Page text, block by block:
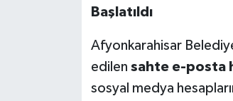
Başlatıldı
Afyonkarahisar
edilen sahte e-posta
sosyal medya